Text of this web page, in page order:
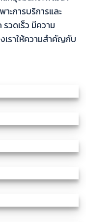
ะการบริการและ
วดเร็ว มีความ
เราให้ความสำคัญกับ